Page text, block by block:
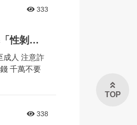
333
婦幼安全宣導列車來到二林鎮「二林國小」宣導「性剝削」相關議題
成人 注意詐
千萬不要
338
TOP